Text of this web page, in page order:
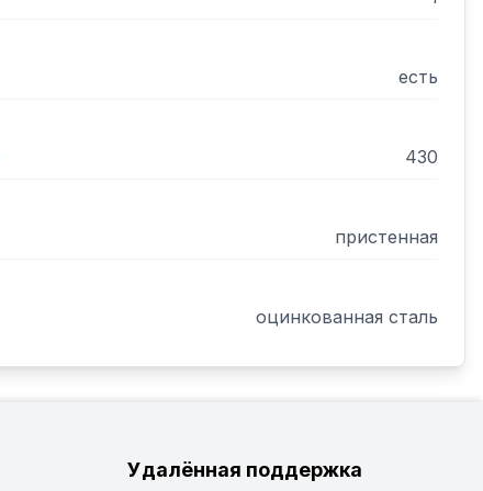
есть
430
пристенная
оцинкованная сталь
Удалённая поддержка